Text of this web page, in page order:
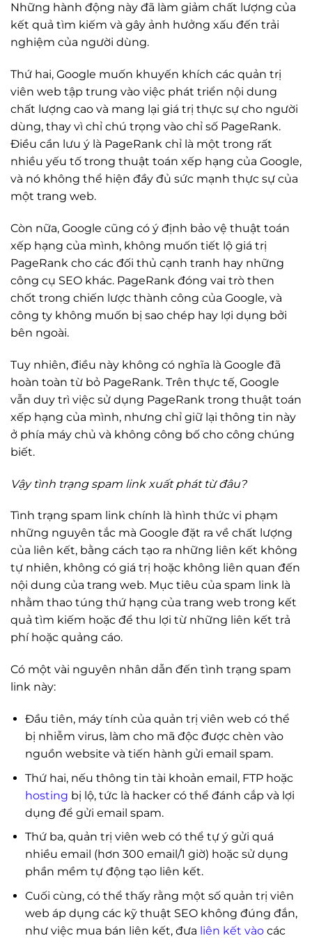
Những hành động này đã làm giảm chất lượng của
kết quả tìm kiếm và gây ảnh hưởng xấu đến trải
nghiệm của người dùng.
Thứ hai, Google muốn khuyến khích các quản trị
viên web tập trung vào việc phát triển nội dung
chất lượng cao và mang lại giá trị thực sự cho người
dùng, thay vì chỉ chú trọng vào chỉ số PageRank.
Điều cần lưu ý là PageRank chỉ là một trong rất
nhiều yếu tố trong thuật toán xếp hạng của Google,
và nó không thể hiện đầy đủ sức mạnh thực sự của
một trang web.
Còn nữa, Google cũng có ý định bảo vệ thuật toán
xếp hạng của mình, không muốn tiết lộ giá trị
PageRank cho các đối thủ cạnh tranh hay những
công cụ SEO khác. PageRank đóng vai trò then
chốt trong chiến lược thành công của Google, và
công ty không muốn bị sao chép hay lợi dụng bởi
bên ngoài.
Tuy nhiên, điều này không có nghĩa là Google đã
hoàn toàn từ bỏ PageRank. Trên thực tế, Google
vẫn duy trì việc sử dụng PageRank trong thuật toán
xếp hạng của mình, nhưng chỉ giữ lại thông tin này
ở phía máy chủ và không công bố cho công chúng
biết.
Vậy tình trạng spam link xuất phát từ đâu?
Tình trạng spam link chính là hình thức vi phạm
những nguyên tắc mà Google đặt ra về chất lượng
của liên kết, bằng cách tạo ra những liên kết không
tự nhiên, không có giá trị hoặc không liên quan đến
nội dung của trang web. Mục tiêu của spam link là
nhằm thao túng thứ hạng của trang web trong kết
quả tìm kiếm hoặc để thu lợi từ những liên kết trả
phí hoặc quảng cáo.
Có một vài nguyên nhân dẫn đến tình trạng spam
link này:
Đầu tiên, máy tính của quản trị viên web có thể
bị nhiễm virus, làm cho mã độc được chèn vào
nguồn website và tiến hành gửi email spam.
Thứ hai, nếu thông tin tài khoản email, FTP hoặc
hosting bị lộ, tức là hacker có thể đánh cắp và lợi
dụng để gửi email spam.
Thứ ba, quản trị viên web có thể tự ý gửi quá
nhiều email (hơn 300 email/1 giờ) hoặc sử dụng
phần mềm tự động tạo liên kết.
Cuối cùng, có thể thấy rằng một số quản trị viên
web áp dụng các kỹ thuật SEO không đúng đắn,
như việc mua bán liên kết, đưa liên kết vàocác